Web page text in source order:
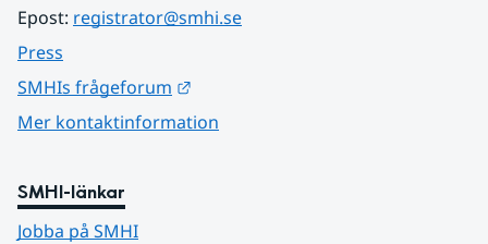
Epost: registrator@smhi.se
Press
SMHIs frågeforum
Mer kontaktinformation
SMHI-länkar
Jobba på SMHI